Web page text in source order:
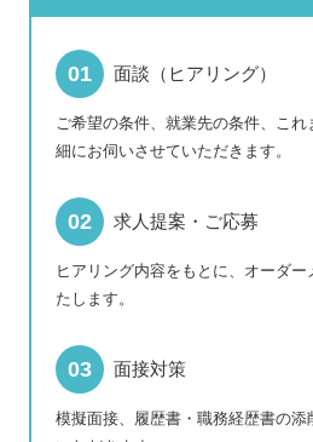
面談（ヒアリング）
ご希望の条件、就業先の条件、こ
細にお伺いさせていただきます。
求人提案・ご応募
ヒアリング内容をもとに、オーダ
たします。
面接対策
模擬面接、履歴書・職務経歴書の